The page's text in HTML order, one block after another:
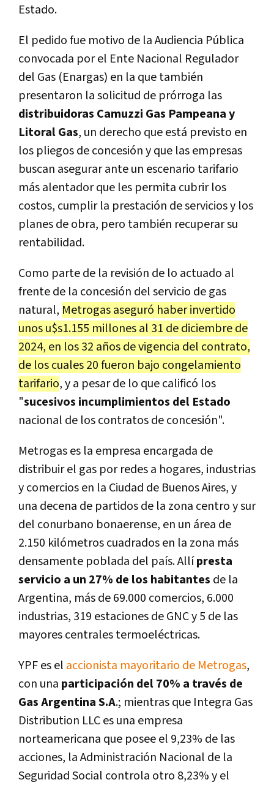
Estado.
El pedido fue motivo de la Audiencia Pública
convocada por el Ente Nacional Regulador
del Gas (Enargas) en la que también
presentaron la solicitud de prórroga las
distribuidoras Camuzzi Gas Pampeana y
Litoral Gas, un derecho que está previsto en
los pliegos de concesión y que las empresas
buscan asegurar ante un escenario tarifario
más alentador que les permita cubrir los
costos, cumplir la prestación de servicios y los
planes de obra, pero también recuperar su
rentabilidad.
Como parte de la revisión de lo actuado al
frente de la concesión del servicio de gas
natural, Metrogas aseguró haber invertido
unos u$s1.155 millones al 31 de diciembre de
2024, en los 32 años de vigencia del contrato,
de los cuales 20 fueron bajo congelamiento
tarifario, y a pesar de lo que calificó los
"sucesivos incumplimientos del Estado
nacional de los contratos de concesión".
Metrogas es la empresa encargada de
distribuir el gas por redes a hogares, industrias
y comercios en la Ciudad de Buenos Aires, y
una decena de partidos de la zona centro y sur
del conurbano bonaerense, en un área de
2.150 kilómetros cuadrados en la zona más
densamente poblada del país. Allípresta
servicio a un 27% de los habitantes de la
Argentina, más de 69.000 comercios, 6.000
industrias, 319 estaciones de GNC y 5 de las
mayores centrales termoeléctricas.
YPF es el accionista mayoritario de Metrogas,
con una participación del 70% a través de
Gas Argentina S.A.; mientras que Integra Gas
Distribution LLC es una empresa
norteamericana que posee el 9,23% de las
acciones, la Administración Nacional de la
Seguridad Social controla otro 8,23% y el